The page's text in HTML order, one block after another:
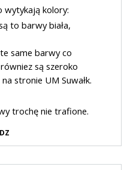
wytykają kolory:
to barwy biała,
same barwy co
są szeroko
stronie UM Suwałk.
trochę nie trafione.